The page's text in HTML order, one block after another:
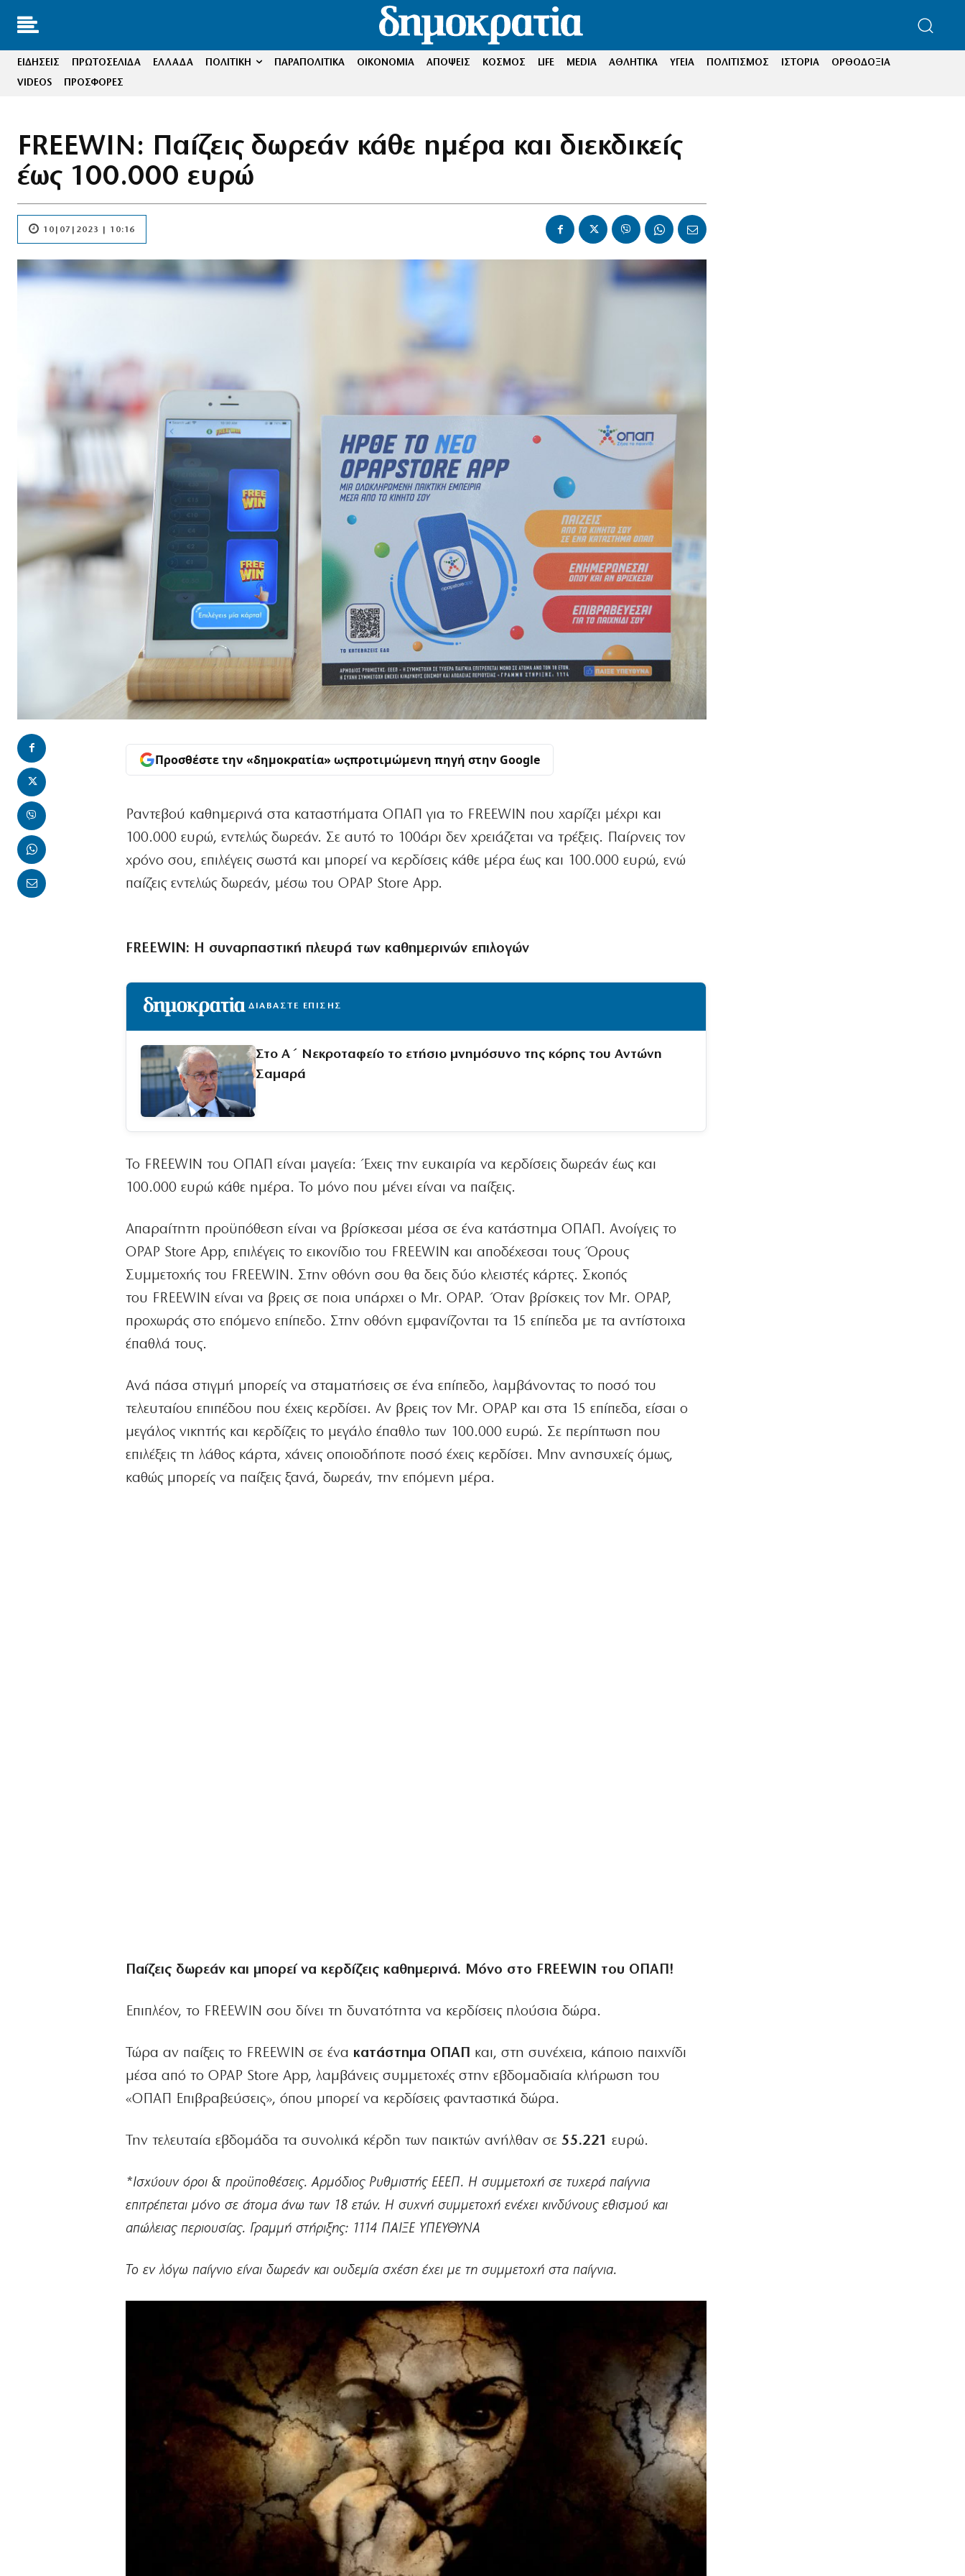
ΕΙΔΗΣΕΙΣ ΠΡΩΤΟΣΕΛΙΔΑ ΕΛΛΑΔΑ ΠΟΛΙΤΙΚΗ ΠΑΡΑΠΟΛΙΤΙΚΑ ΟΙΚΟΝΟΜΙΑ ΑΠΟΨΕΙΣ ΚΟΣΜΟΣ LIFE MEDIA ΑΘΛΗΤΙΚΑ ΥΓΕΙΑ ΠΟΛΙΤΙΣΜΟΣ ΙΣΤΟΡΙΑ
ΟΡΘΟΔΟΞΙΑ
VIDEOS
ΠΡΟΣΦΟΡΕΣ
FREEWIN: Παίζεις δωρεάν κάθε ημέρα και διεκδικείς
έως 100.000 ευρώ
10|07|2023 | 10:16
Προσθέστε την «δημοκρατία» ωςπροτιμώμενη πηγή στην Google
Ραντεβού καθημερινά στα καταστήματα ΟΠΑΠ για το FREEWIN που χαρίζει μέχρι και
100.000 ευρώ, εντελώς δωρεάν. Σε αυτό το 100άρι δεν χρειάζεται να τρέξεις. Παίρνεις τον
χρόνο σου, επιλέγεις σωστά και μπορεί να κερδίσεις κάθε μέρα έως και 100.000 ευρώ, ενώ
παίζεις εντελώς δωρεάν, μέσω του OPAP Store App.
FREEWIN: Η συναρπαστική πλευρά των καθημερινών επιλογών
ΔΙΑΒΑΣΤΕ ΕΠΙΣΗΣ
Στο Α΄ Νεκροταφείο το ετήσιο μνημόσυνο της κόρης του Αντώνη
Σαμαρά
Το FREEWIN του ΟΠΑΠ είναι μαγεία: Έχεις την ευκαιρία να κερδίσεις δωρεάν έως και
100.000 ευρώ κάθε ημέρα. Το μόνο που μένει είναι να παίξεις.
Απαραίτητη προϋπόθεση είναι να βρίσκεσαι μέσα σε ένα κατάστημα ΟΠΑΠ. Ανοίγεις το
OPAP Store App, επιλέγεις το εικονίδιο του FREEWIN και αποδέχεσαι τους Όρους
Συμμετοχής του FREEWIN. Στην οθόνη σου θα δεις δύο κλειστές κάρτες. Σκοπός
του FREEWIN είναι να βρεις σε ποια υπάρχει ο Mr. OPAP. Όταν βρίσκεις τον Mr. OPAP,
προχωράς στο επόμενο επίπεδο. Στην οθόνη εμφανίζονται τα 15 επίπεδα με τα αντίστοιχα
έπαθλά τους.
Ανά πάσα στιγμή μπορείς να σταματήσεις σε ένα επίπεδο, λαμβάνοντας το ποσό του
τελευταίου επιπέδου που έχεις κερδίσει. Αν βρεις τον Mr. OPAP και στα 15 επίπεδα, είσαι ο
μεγάλος νικητής και κερδίζεις το μεγάλο έπαθλο των 100.000 ευρώ. Σε περίπτωση που
επιλέξεις τη λάθος κάρτα, χάνεις οποιοδήποτε ποσό έχεις κερδίσει. Μην ανησυχείς όμως,
καθώς μπορείς να παίξεις ξανά, δωρεάν, την επόμενη μέρα.
Παίζεις δωρεάν και μπορεί να κερδίζεις καθημερινά. Μόνο στο FREEWIN του ΟΠΑΠ!
Επιπλέον, το FREEWIN σου δίνει τη δυνατότητα να κερδίσεις πλούσια δώρα.
Τώρα αν παίξεις το FREEWIN σε ένα κατάστημα ΟΠΑΠ και, στη συνέχεια, κάποιο παιχνίδι
μέσα από το OPAP Store App, λαμβάνεις συμμετοχές στην εβδομαδιαία κλήρωση του
«ΟΠΑΠ Επιβραβεύσεις», όπου μπορεί να κερδίσεις φανταστικά δώρα.
Την τελευταία εβδομάδα τα συνολικά κέρδη των παικτών ανήλθαν σε55.221 ευρώ.
*Ισχύουν όροι & προϋποθέσεις. Αρμόδιος Ρυθμιστής ΕΕΕΠ. Η συμμετοχή σε τυχερά παίγνια
επιτρέπεται μόνο σε άτομα άνω των 18 ετών. Η συχνή συμμετοχή ενέχει κινδύνους εθισμού και
απώλειας περιουσίας. Γραμμή στήριξης: 1114 ΠΑΙΞΕ ΥΠΕΥΘΥΝΑ
Το εν λόγω παίγνιο είναι δωρεάν και ουδεμία σχέση έχει με τη συμμετοχή στα παίγνια.